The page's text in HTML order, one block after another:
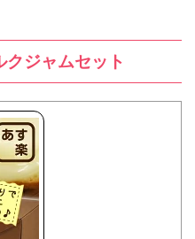
ジャムセット